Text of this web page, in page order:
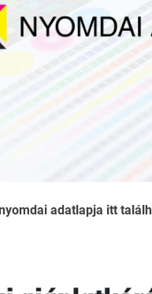
adatlapja itt